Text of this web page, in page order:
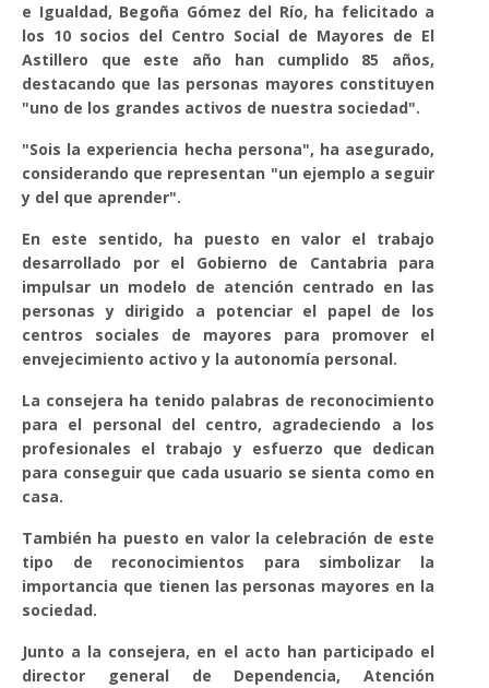
e Igualdad, Begoña Gómez del Río, ha felicitado a
los 10 socios del Centro Social de Mayores de El
Astillero que este año han cumplido 85 años,
destacando que las personas mayores constituyen
"uno de los grandes activos de nuestra sociedad".
"Sois la experiencia hecha persona", ha asegurado,
considerando que representan "un ejemplo a seguir
y del que aprender".
En este sentido, ha puesto en valor el trabajo
desarrollado por el Gobierno de Cantabria para
impulsar un modelo de atención centrado en las
personas y dirigido a potenciar el papel de los
centros sociales de mayores para promover el
envejecimiento activo y la autonomía personal.
La consejera ha tenido palabras de reconocimiento
para el personal del centro, agradeciendo a los
profesionales el trabajo y esfuerzo que dedican
para conseguir que cada usuario se sienta como en
casa.
También ha puesto en valor la celebración de este
tipo de reconocimientos para simbolizar la
importancia que tienen las personas mayores en la
sociedad.
Junto a la consejera, en el acto han participado el
director general de Dependencia, Atención